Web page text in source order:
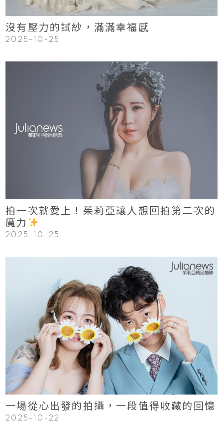
沒有壓力的試紗，滿滿幸福感
2025-10-25
123
Read More
拍一次就愛上！茱莉亞讓人想回拍第二次的
魔力
2025-10-25
123
Read More
一場從心出發的拍攝，一段值得收藏的回憶
2025-10-22